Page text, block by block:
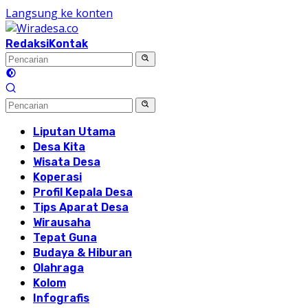
Langsung ke konten
RedaksiKontak
Liputan Utama
Desa Kita
Wisata Desa
Koperasi
Profil Kepala Desa
Tips Aparat Desa
Wirausaha
Tepat Guna
Budaya & Hiburan
Olahraga
Kolom
Infografis